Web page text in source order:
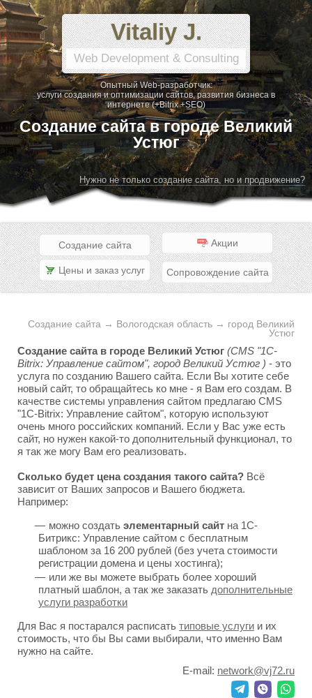
Vitaliy J.
Web Development & Consulting
Опытный Web-разработчик:
услуги создания и оптимизации сайтов, развития бизнеса в
интернете (+Bitrix +SEO)
Создание сайта в городе Великий
Устюг
Нужно не только создание сайта, но и продвижение?
Создание сайта Акции
Цены и заказ услуг Сопровождение сайта
Создание сайта → Вологодская область → город Великий
Устюг
Создание сайта в городе Великий Устюг (CMS "1C-
Bitrix: Управление сайтом", город Великий Устюг ) - это
услуга по созданию Вашего сайта. Если Вы хотите себе
новый сайт, то обращайтесь ко мне - я Вам его создам. В
качестве системы управления сайтом предлагаю CMS
"1C-Bitrix: Управление сайтом", которую используют
очень много российских компаний. Если у Вас уже есть
сайт, но нужен какой-то дополнительный функционал, то
я так же могу Вам его реализовать.
Сколько будет цена создания такого сайта? Всё
зависит от Ваших запросов и Вашего бюджета.
Например:
можно создать элементарный сайт на 1С-
Битрикс: Управление сайтом с бесплатным
шаблоном за 16 200 рублей (без учета стоимости
регистрации домена и цены хостинга);
или же вы можете выбрать более хороший
платный шаблон, а так же заказать дополнительные
услуги разработки
Для Вас я постарался расписать типовые услуги и их
стоимость, что бы Вы сами выбирали, что именно Вам
нужно на сайте.
E-mail: network@vj72.ru